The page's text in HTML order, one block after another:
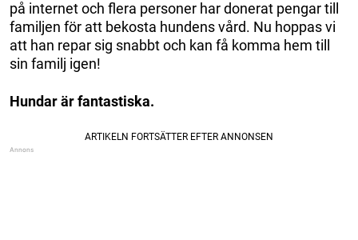
på internet och flera personer har donerat pengar till
familjen för att bekosta hundens vård. Nu hoppas vi
att han repar sig snabbt och kan få komma hem till
sin familj igen!
Hundar är fantastiska.